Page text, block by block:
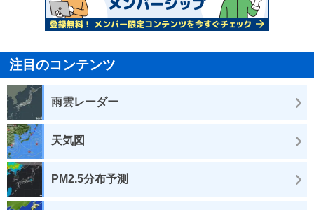
注目のコンテンツ
雨雲レーダー
天気図
PM2.5分布予測